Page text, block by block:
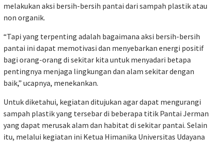
melakukan aksi bersih-bersih pantai dari sampah plastik atau
non organik.
“Tapi yang terpenting adalah bagaimana aksi bersih-bersih
pantai ini dapat memotivasi dan menyebarkan energi positif
bagi orang-orang di sekitar kita untuk menyadari betapa
pentingnya menjaga lingkungan dan alam sekitar dengan
baik,” ucapnya, menekankan.
Untuk diketahui, kegiatan ditujukan agar dapat mengurangi
sampah plastik yang tersebar di beberapa titik Pantai Jerman
yang dapat merusak alam dan habitat di sekitar pantai. Selain
itu, melalui kegiatan ini Ketua Himanika Universitas Udayana